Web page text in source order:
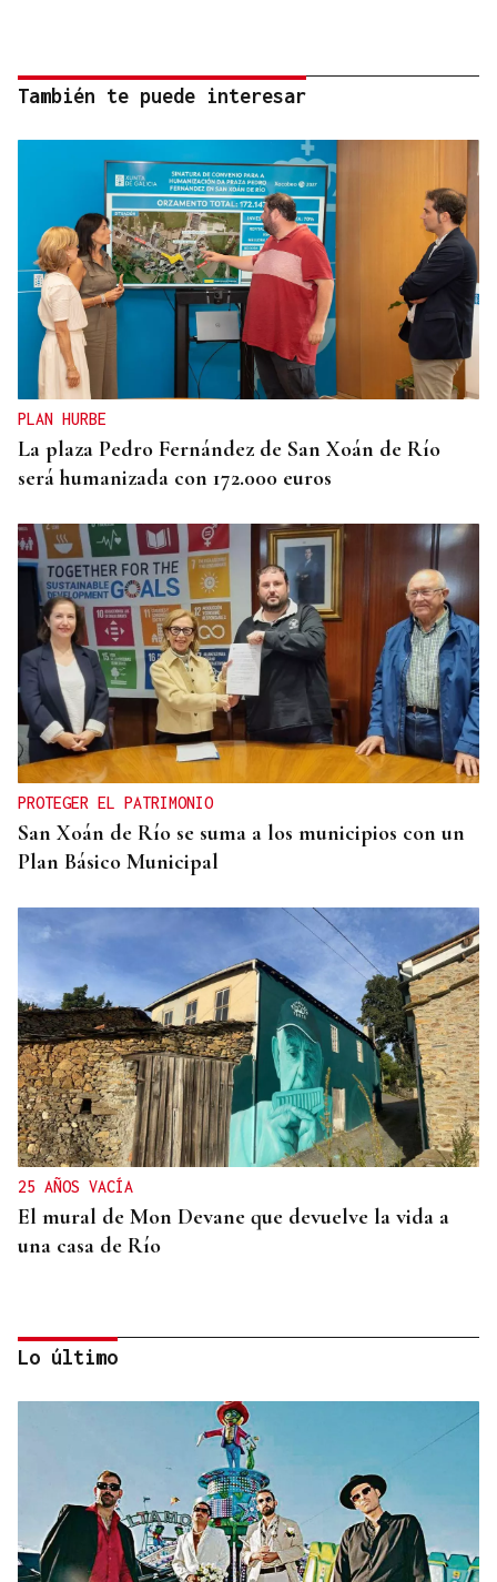
También te puede interesar
PLAN HURBE
La plaza Pedro Fernández de San Xoán de Río
será humanizada con 172.000 euros
PROTEGER EL PATRIMONIO
San Xoán de Río se suma a los municipios con un
Plan Básico Municipal
25 AÑOS VACÍA
El mural de Mon Devane que devuelve la vida a
una casa de Río
UNIÓN EUROPEA
Lo último